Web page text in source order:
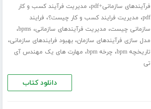
فرآیندهای سازمانی+pdf
، مدیریت فرآیند کسب و کار
pdf، مدیریت فرایند کسب و کار چیست؟، فرایند
سازمانی چیست، مدیریت فرآیندهای سازمانی،bpms،
مدل سازی فرآیندهای سازمان،بهبود فرایندهای سازمانی،
تاریخچه bpm ، چرخه bpm ، مهارت های یک مهندس آی
تی
دانلود کتاب